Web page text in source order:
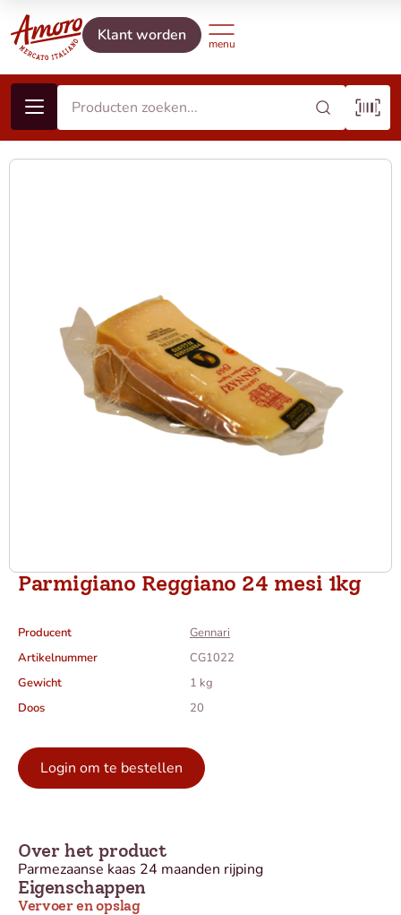
Klant worden
Parmigiano Reggiano 24 mesi 1kg
Producent
Gennari
Artikelnummer
CG1022
Gewicht
1 kg
Doos
20
Login om te bestellen
Eigenschappen
Vervoer en opslag
Over het product
Parmezaanse kaas 24 maanden rijping